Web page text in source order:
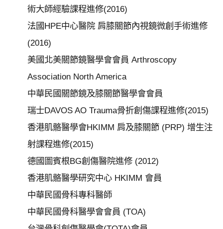
術大師經驗課程進修(2016)
法國HPE中心醫院 肩膝關節內視鏡微創手術進修
(2016)
美國北美關節鏡醫學會會員 Arthroscopy
Association North America
中華民國關節鏡及膝關節醫學會會員
瑞士DAVOS AO Trauma骨折創傷課程進修(2015)
香港肌骼醫學會HKIMM 肩及膝關節 (PRP) 增生注
射課程進修(2015)
德國圖賓根BG創傷醫院進修 (2012)
香港肌骼醫學研究中心 HKIMM 會員
中華民國骨科專科醫師
中華民國骨科醫學會會員 (TOA)